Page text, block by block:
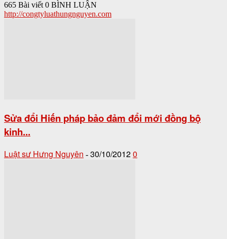
665 Bài viết 0 BÌNH LUẬN
http://congtyluathungnguyen.com
Sửa đổi Hiến pháp bảo đảm đổi mới đồng bộ
kinh...
Luật sư Hưng Nguyên - 30/10/20120